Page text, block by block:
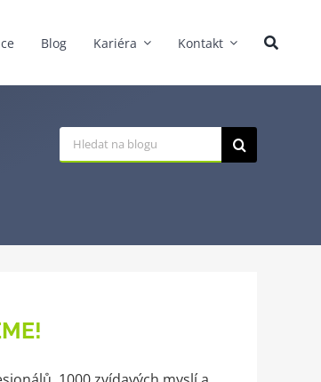
Blog Kariéra Kontakt
Hledat: